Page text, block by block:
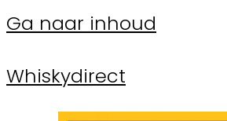
Ga naar inhoud
Whiskydirect